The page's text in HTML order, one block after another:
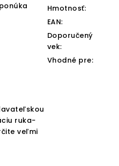
ruka-
veľmi
Hmotnosť:
EAN:
Doporučený
vek:
Vhodné pre: